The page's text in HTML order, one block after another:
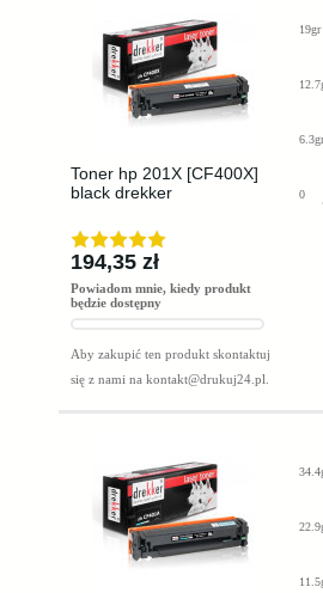
Toner hp 201X [CF400X]
black drekker
194,35 zł
Powiadom mnie, kiedy produkt
będzie dostępny
Aby zakupić ten produkt skontaktuj
się z nami na kontakt@drukuj24.pl
19gr
6.3gr
0